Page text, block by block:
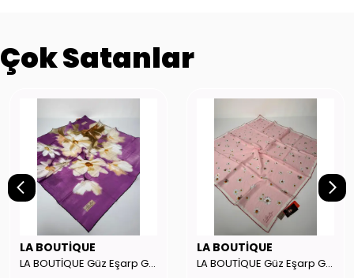
Çok Satanlar
LA BOUTİQUE
LA BOUTİQUE Güz Eşarp GYSE262908
LA BOUTİQUE
LA BOUTİQUE Güz Eşarp GYSE130804